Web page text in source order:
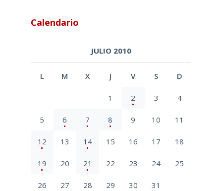
Calendario
JULIO 2010
L M X J V S D
1 2 3 4
5 6 7 8 9 10 11
12 13 14 15 16 17 18
19 20 21 22 23 24 25
26 27 28 29 30 31